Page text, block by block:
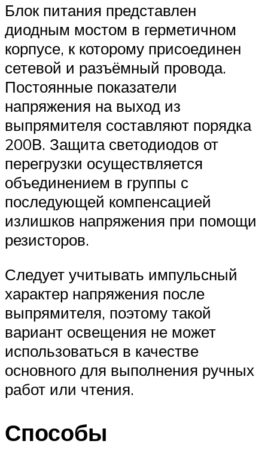
Блок питания представлен
диодным мостом в герметичном
корпусе, к которому присоединен
сетевой и разъёмный провода.
Постоянные показатели
напряжения на выход из
выпрямителя составляют порядка
200В. Защита светодиодов от
перегрузки осуществляется
объединением в группы с
последующей компенсацией
излишков напряжения при помощи
резисторов.
Следует учитывать импульсный
характер напряжения после
выпрямителя, поэтому такой
вариант освещения не может
использоваться в качестве
основного для выполнения ручных
работ или чтения.
Способы